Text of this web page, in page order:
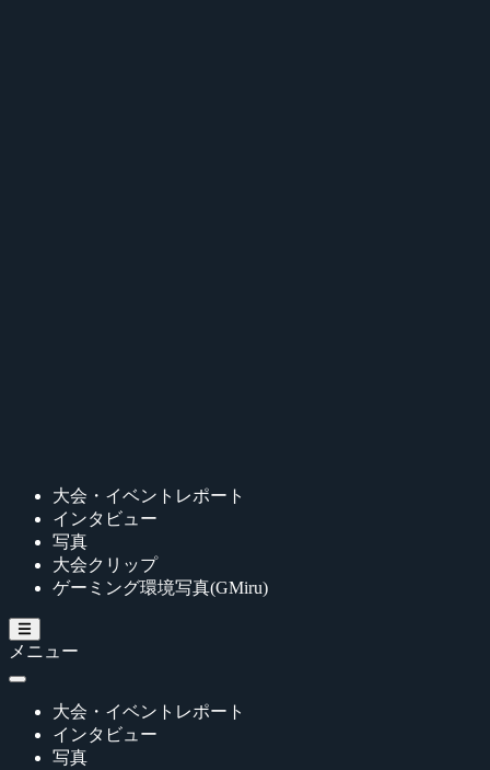
大会・イベントレポート
インタビュー
写真
大会クリップ
ゲーミング環境写真(GMiru)
メニュー
大会・イベントレポート
インタビュー
写真